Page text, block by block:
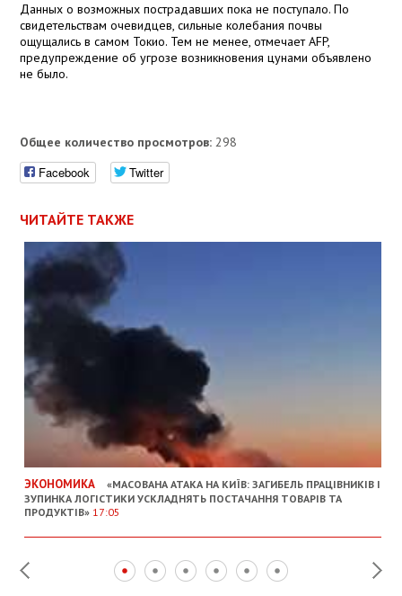
Данных о возможных пострадавших пока не поступало. По
свидетельствам очевидцев, сильные колебания почвы
ощущались в самом Токио. Тем не менее, отмечает AFP,
предупреждение об угрозе возникновения цунами объявлено
не было.
Общее количество просмотров: 298
Facebook Twitter
ЧИТАЙТЕ ТАКЖЕ
ЭКОНОМИКА
«МАСОВАНА АТАКА НА КИЇВ: ЗАГИБЕЛЬ ПРАЦІВНИКІВ І
ЗУПИНКА ЛОГІСТИКИ УСКЛАДНЯТЬ ПОСТАЧАННЯ ТОВАРІВ ТА
ПРОДУКТІВ» 17:05